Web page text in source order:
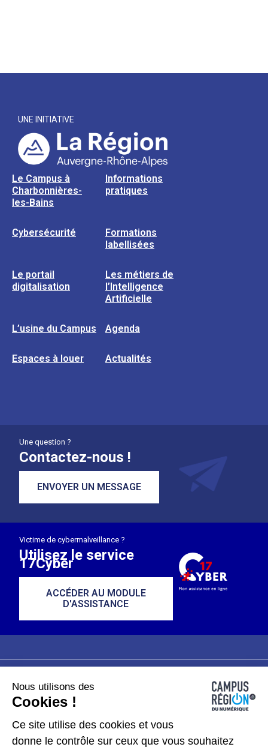
UNE INITIATIVE
Le Campus à
Charbonnières-
les-Bains
Informations
pratiques
Cybersécurité
Formations
labellisées
Le portail
digitalisation
Les métiers de
l’Intelligence
Artificielle
L’usine du Campus Agenda
Espaces à louer Actualités
Une question ?
Contactez-nous !
ENVOYER UN MESSAGE
Victime de cybermalveillance ?
Utilisez le service
17Cyber
ACCÉDER AU MODULE
D'ASSISTANCE
Plan du site
Données personnelles
Nous utilisons des
Cookies !
Ce site utilise des cookies et vous
donne le contrôle sur ceux que vous souhaitez